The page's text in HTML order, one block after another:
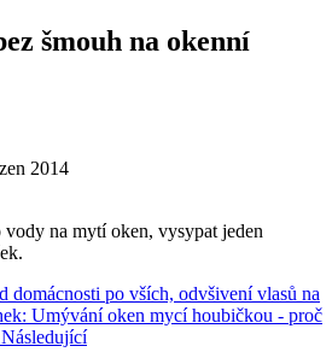
šmouh na okenní
2014
na mytí oken, vysypat jeden
po vších, odvšivení vlasů na
Umývání oken mycí houbičkou - proč
Následující